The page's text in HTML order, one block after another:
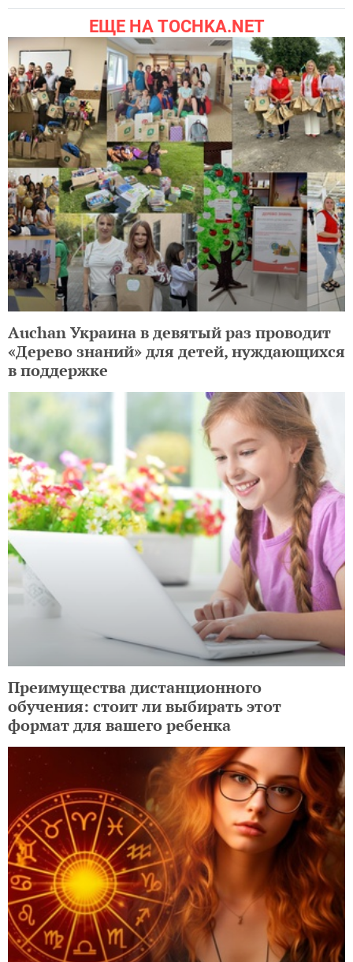
ЕЩЕ НА TOCHKA.NET
Auchan Украина в девятый раз проводит
«Дерево знаний» для детей, нуждающихся
в поддержке
Преимущества дистанционного
обучения: стоит ли выбирать этот
формат для вашего ребенка